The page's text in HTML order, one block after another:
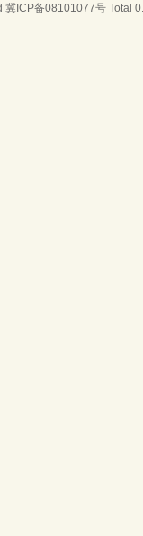
冀ICP备08101077号 Total